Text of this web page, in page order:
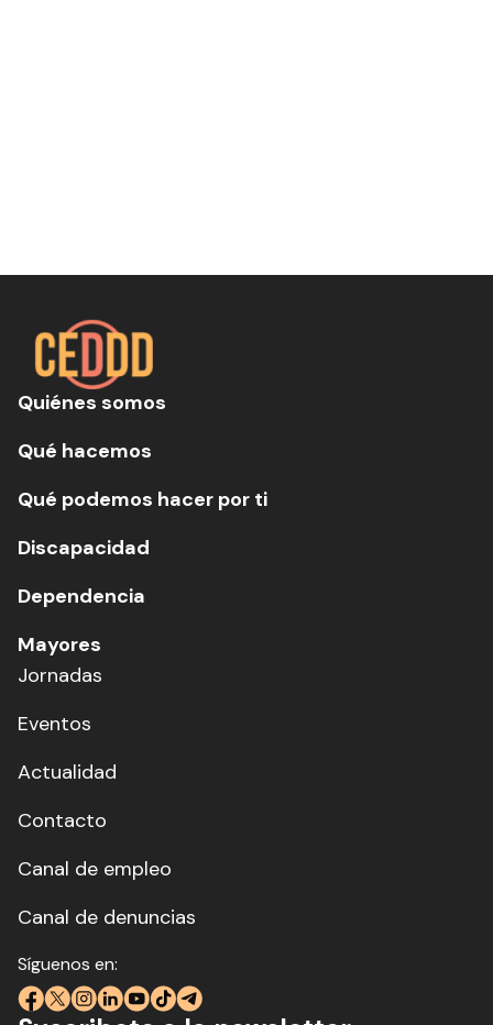
Quiénes somos
Qué hacemos
Qué podemos hacer por ti
Discapacidad
Dependencia
Mayores
Jornadas
Eventos
Actualidad
Contacto
Canal de empleo
Canal de denuncias
Síguenos en: